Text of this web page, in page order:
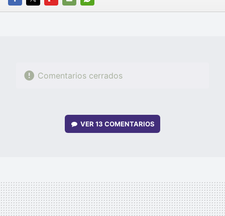
FACEBOOK
TWITTERFLIPBOARD
E-
WHATSAPP
Comentarios cerrados
VER 13 COMENTARIOS